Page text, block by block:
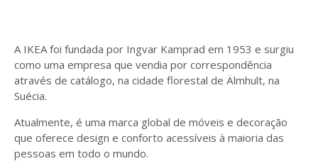
A IKEA foi fundada por Ingvar Kamprad em 1953 e surgiu
como uma empresa que vendia por correspondência
através de catálogo, na cidade florestal de Älmhult, na
Suécia.
Atualmente, é uma marca global de móveis e decoração
que oferece design e conforto acessíveis à maioria das
pessoas em todo o mundo.